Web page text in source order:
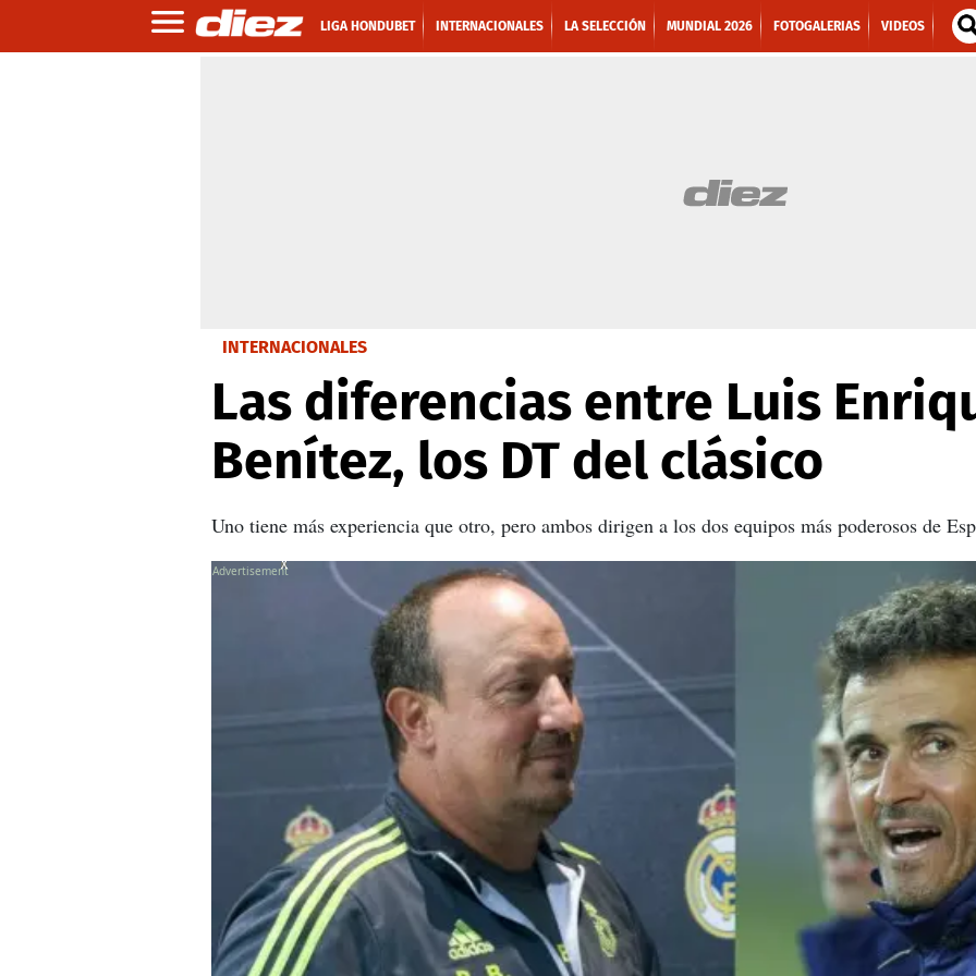
LIGA HONDUBET INTERNACIONALES LA SELECCIÓN MUNDIAL 2026 FOTOGALERIAS VIDEOS
INTERNACIONALES
Las diferencias entre Luis
Benítez, los DT del clásico
Uno tiene más experiencia que otro, pero ambos dirigen a los dos equipos más poderosos de
X
X
X